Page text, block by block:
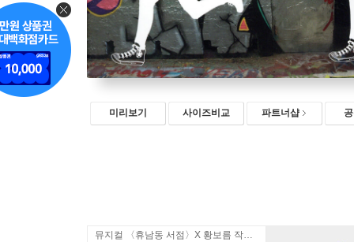
미리보기 사이즈비교 파트너샵
뮤지컬 〈휴남동 서점〉X 황보름 작가 북토크